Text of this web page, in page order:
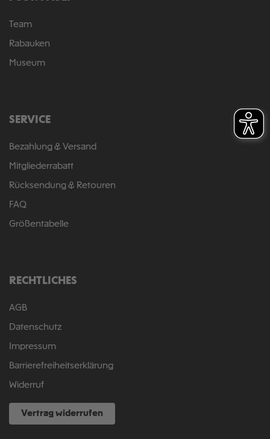
Team
Rabauken
Museum
SERVICE
Bezahlung & Versand
Mitgliederrabatt
Rücksendung & Retouren
FAQ
Größentabelle
RECHTLICHES
AGB
Datenschutz
Impressum
Barrierefreiheitserklärung
Widerruf
Vertrag widerrufen